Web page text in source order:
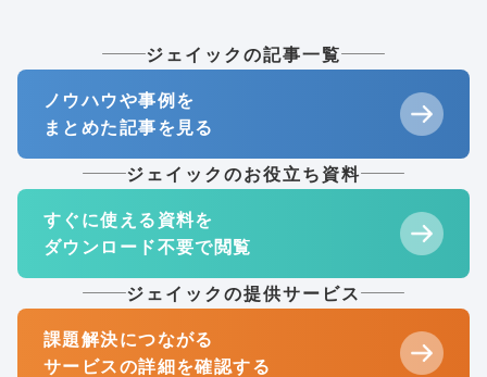
ジェイックの記事一覧
ノウハウや事例を
まとめた記事を見る
ジェイックのお役立ち資料
すぐに使える資料を
ダウンロード不要で閲覧
ジェイックの提供サービス
課題解決につながる
サービスの詳細を確認する